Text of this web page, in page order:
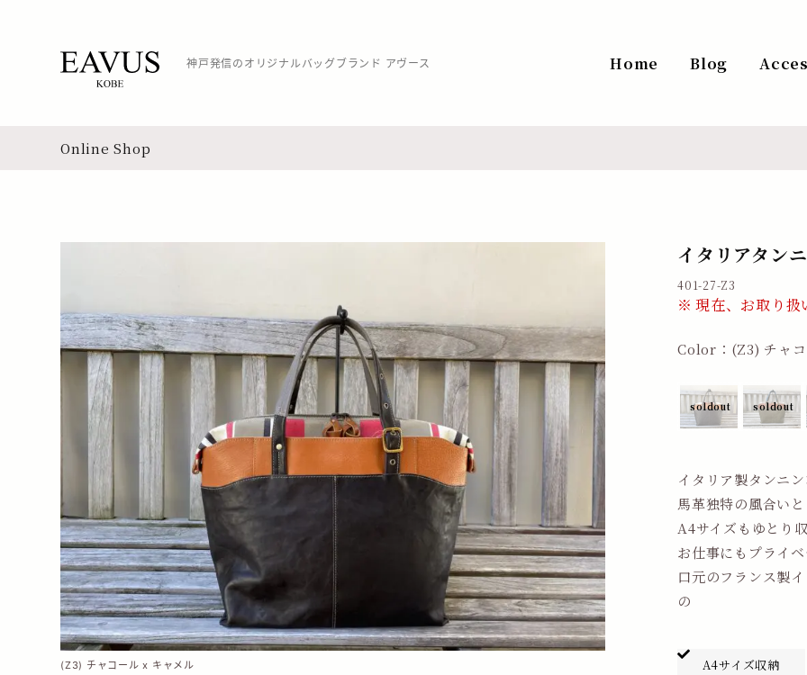
神戸発信のオリジナルバッグブランド アヴース Home Blog
Online Shop
イタリアタン
401-27-Z3
現在、お取り扱
(Z3) チャコール x キャメル
Color：(Z3) チャ
イタリア製タンニ
馬革独特の風合い
A4サイズもゆとり
お仕事にもプライ
口元のフランス製
の
A4サイズ収納